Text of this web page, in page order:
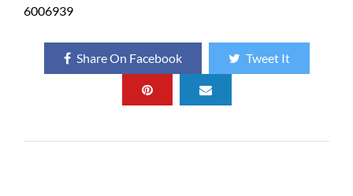
6006939
Share On Facebook Tweet It